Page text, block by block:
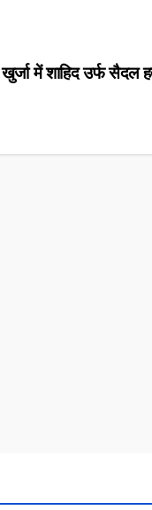
खुर्जा में शाहिद उर्फ सैदल